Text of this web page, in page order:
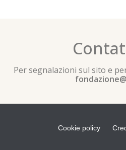
Per segnalazioni sul sito e
Cookie policy